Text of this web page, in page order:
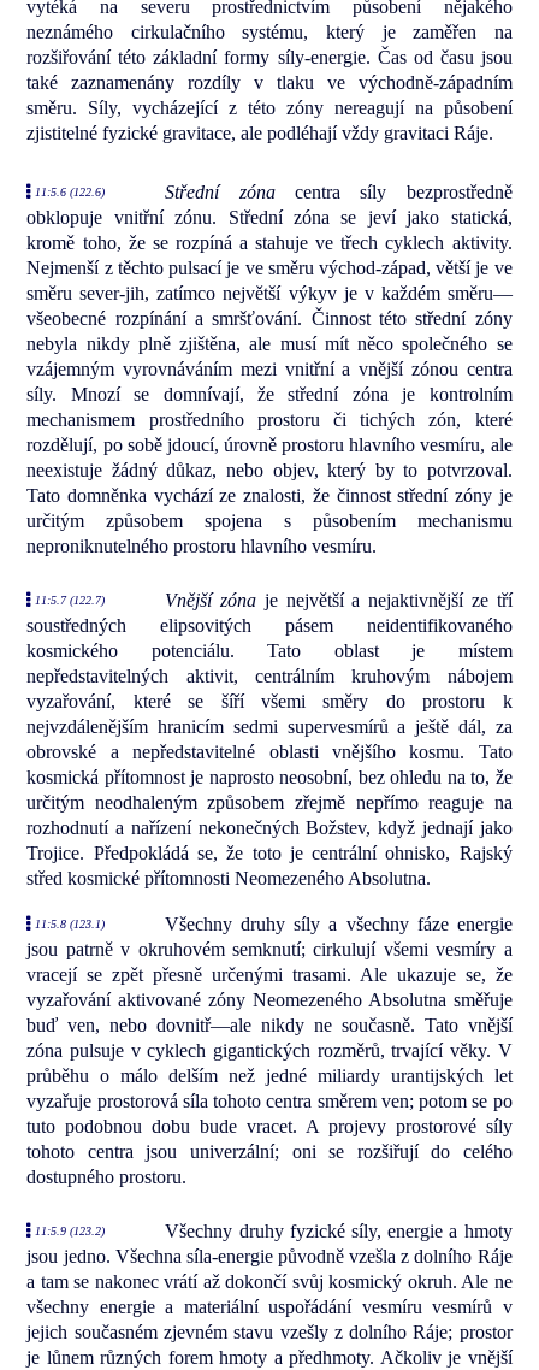
vytéká na severu prostřednictvím působení nějakého
neznámého cirkulačního systému, který je zaměřen na
rozšiřování této základní formy síly-energie. Čas od času jsou
také zaznamenány rozdíly v tlaku ve východně-západním
směru. Síly, vycházející z této zóny nereagují na působení
zjistitelné fyzické gravitace, ale podléhají vždy gravitaci Ráje.
11:5.6 (122.6) Střední zónacentra síly bezprostředně
obklopuje vnitřní zónu. Střední zóna se jeví jako statická,
kromě toho, že se rozpíná a stahuje ve třech cyklech aktivity.
Nejmenší z těchto pulsací je ve směru východ-západ, větší je ve
směru sever-jih, zatímco největší výkyv je v každém směru—
všeobecné rozpínání a smršťování. Činnost této střední zóny
nebyla nikdy plně zjištěna, ale musí mít něco společného se
vzájemným vyrovnáváním mezi vnitřní a vnější zónou centra
síly. Mnozí se domnívají, že střední zóna je kontrolním
mechanismem prostředního prostoru či tichých zón, které
rozdělují, po sobě jdoucí, úrovně prostoru hlavního vesmíru, ale
neexistuje žádný důkaz, nebo objev, který by to potvrzoval.
Tato domněnka vychází ze znalosti, že činnost střední zóny je
určitým způsobem spojena s působením mechanismu
neproniknutelného prostoru hlavního vesmíru.
11:5.7 (122.7) Vnější zóna je největší a nejaktivnější ze tří
soustředných elipsovitých pásem neidentifikovaného
kosmického potenciálu. Tato oblast je místem
nepředstavitelných aktivit, centrálním kruhovým nábojem
vyzařování, které se šíří všemi směry do prostoru k
nejvzdálenějším hranicím sedmi supervesmírů a ještě dál, za
obrovské a nepředstavitelné oblasti vnějšího kosmu. Tato
kosmická přítomnost je naprosto neosobní, bez ohledu na to, že
určitým neodhaleným způsobem zřejmě nepřímo reaguje na
rozhodnutí a nařízení nekonečných Božstev, když jednají jako
Trojice. Předpokládá se, že toto je centrální ohnisko, Rajský
střed kosmické přítomnosti Neomezeného Absolutna.
11:5.8 (123.1)
Všechny druhy síly a všechny fáze energie
jsou patrně v okruhovém semknutí; cirkulují všemi vesmíry a
vracejí se zpět přesně určenými trasami. Ale ukazuje se, že
vyzařování aktivované zóny Neomezeného Absolutna směřuje
buď ven, nebo dovnitř—ale nikdy ne současně. Tato vnější
zóna pulsuje v cyklech gigantických rozměrů, trvající věky. V
průběhu o málo delším než jedné miliardy urantijských let
vyzařuje prostorová síla tohoto centra směrem ven; potom se po
tuto podobnou dobu bude vracet. A projevy prostorové síly
tohoto centra jsou univerzální; oni se rozšiřují do celého
dostupného prostoru.
11:5.9 (123.2)
Všechny druhy fyzické síly, energie a hmoty
jsou jedno. Všechna síla-energie původně vzešla z dolního Ráje
a tam se nakonec vrátí až dokončí svůj kosmický okruh. Ale ne
všechny energie a materiální uspořádání vesmíru vesmírů v
jejich současném zjevném stavu vzešly z dolního Ráje; prostor
je lůnem různých forem hmoty a předhmoty. Ačkoliv je vnější